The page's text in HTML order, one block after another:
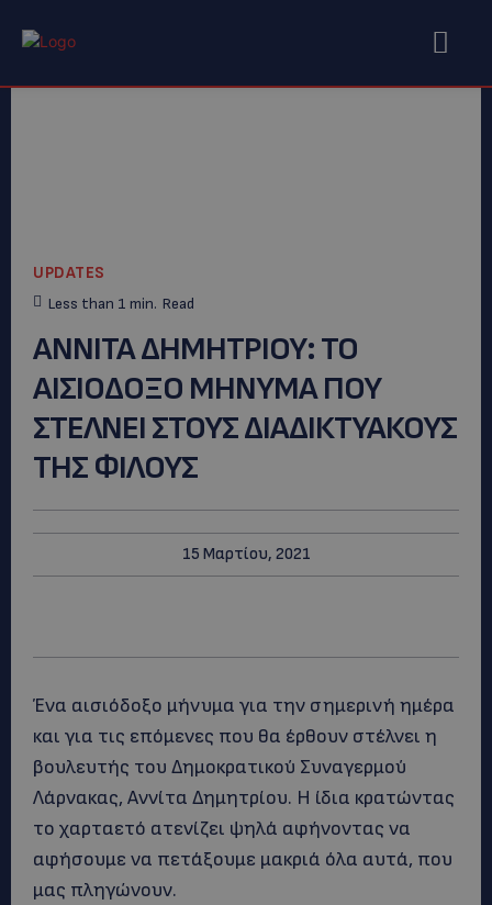
UPDATES
Less than 1 min. Read
ΑΝΝΙΤΑ ΔΗΜΗΤΡΙΟΥ: ΤΟ
ΑΙΣΙΟΔΟΞΟ ΜΗΝΥΜΑ ΠΟΥ
ΣΤΕΛΝΕΙ ΣΤΟΥΣ ΔΙΑΔΙΚΤΥΑΚΟΥΣ
ΤΗΣ ΦΙΛΟΥΣ
15 Μαρτίου, 2021
Ένα αισιόδοξο μήνυμα για την σημερινή ημέρα
και για τις επόμενες που θα έρθουν στέλνει η
βουλευτής του Δημοκρατικού Συναγερμού
Λάρνακας, Αννίτα Δημητρίου. Η ίδια κρατώντας
το χαρταετό ατενίζει ψηλά αφήνοντας να
αφήσουμε να πετάξουμε μακριά όλα αυτά, που
μας πληγώνουν.